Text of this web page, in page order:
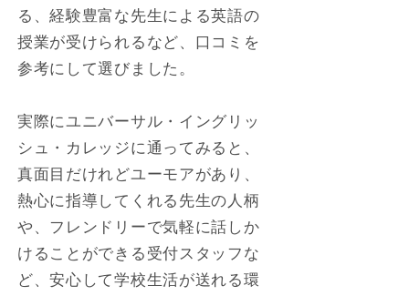
る、経験豊富な先生による英語の
授業が受けられるなど、口コミを
参考にして選びました。
実際にユニバーサル・イングリッ
シュ・カレッジに通ってみると、
真面目だけれどユーモアがあり、
熱心に指導してくれる先生の人柄
や、フレンドリーで気軽に話しか
けることができる受付スタッフな
ど、安心して学校生活が送れる環